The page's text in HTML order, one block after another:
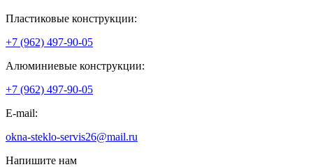
Пластиковые конструкции:
+7 (962) 497-90-05
Алюминиевые конструкции:
+7 (962) 497-90-05
E-mail:
okna-steklo-servis26@mail.ru
Напишите нам